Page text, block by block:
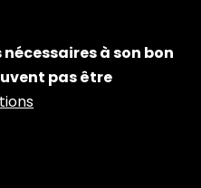
à son bon
pas être
A… D… dans un R… », 4
place dans un
individuelle